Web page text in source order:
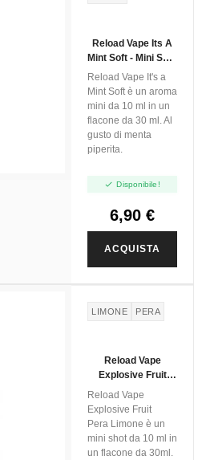
Reload Vape Its A
Mint Soft - Mini Shot
- 10 Ml
Reload Vape It's a
Mint Soft è un aroma
mini da 10 ml in un
flacone da 30 ml. Al
gusto di menta
piperita.
 Disponibile!
6,90 €
ACQUISTA
LIMONE PERA
Reload Vape
Explosive Fruit
Pera Limone - Mini
Shot 10+10
Reload Vape
Explosive Fruit
Pera Limone è un
mini shot da 10 ml in
un flacone da 30ml.